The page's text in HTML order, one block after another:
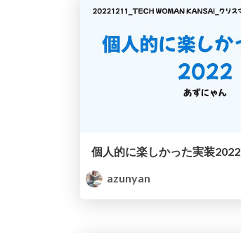
個人的に楽しかった実装2022
azunyan